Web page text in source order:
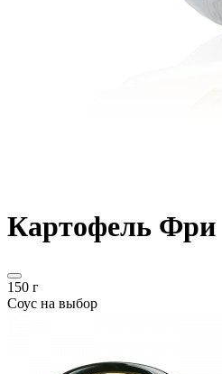
Картофель Фри
150 г
Соус на выбор